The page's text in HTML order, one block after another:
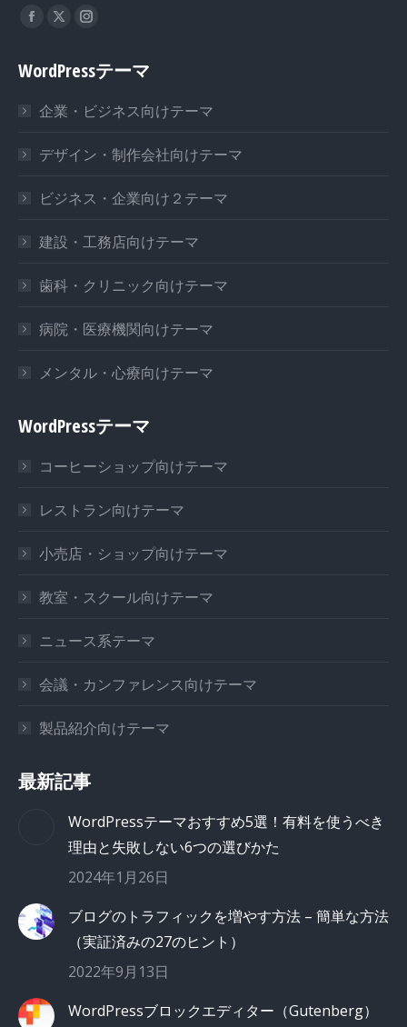
私達を見つけてください：
WordPressテーマ
企業・ビジネス向けテーマ
デザイン・制作会社向けテーマ
ビジネス・企業向け２テーマ
建設・工務店向けテーマ
歯科・クリニック向けテーマ
病院・医療機関向けテーマ
メンタル・心療向けテーマ
WordPressテーマ
コーヒーショップ向けテーマ
レストラン向けテーマ
小売店・ショップ向けテーマ
教室・スクール向けテーマ
ニュース系テーマ
会議・カンファレンス向けテーマ
製品紹介向けテーマ
最新記事
WordPressテーマおすすめ5選！有料を使うべき
理由と失敗しない6つの選びかた
2024年1月26日
ブログのトラフィックを増やす方法 – 簡単な方法
（実証済みの27のヒント）
2022年9月13日
WordPressブロックエディター（Gutenberg）